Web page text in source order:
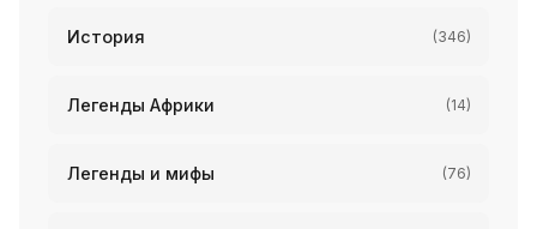
История (346)
Легенды Африки (14)
Легенды и мифы (76)